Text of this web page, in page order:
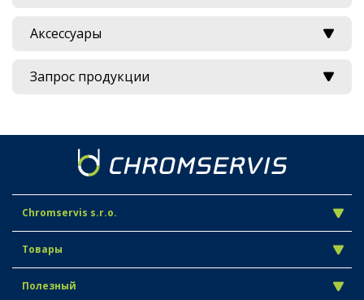
Аксессуары
Запрос продукции
Chromservis s.r.o.
Товары
Полезный